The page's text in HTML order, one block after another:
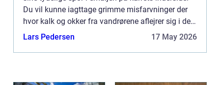
Du vil kunne iagttage grimme misfarvninger der
hvor kalk og okker fra vandrørene aflejrer sig i den
slidte emalje. Og denne vil samtidig få en tendens
Lars Pedersen 17 May 2026